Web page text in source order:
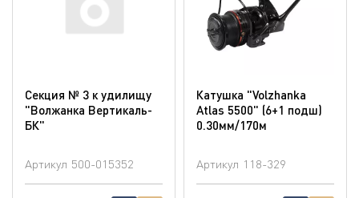
Секция № 3 к удилищу
"Волжанка Вертикаль-
БК"
Артикул 500-015352
Катушка "Volzhanka
Atlas 5500" (6+1 подш)
0.30мм/170м
Артикул 118-329